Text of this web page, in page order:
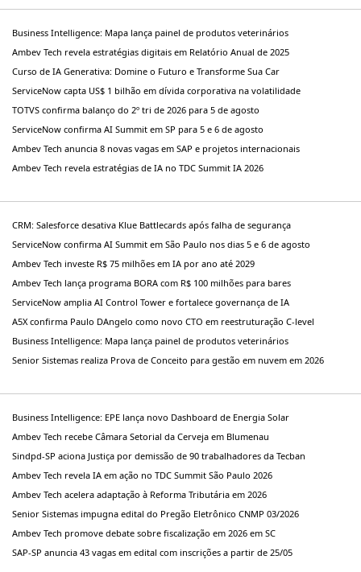
Business Intelligence: Mapa lança painel de produtos veterinários
Ambev Tech revela estratégias digitais em Relatório Anual de 2025
Curso de IA Generativa: Domine o Futuro e Transforme Sua Car
ServiceNow capta US$ 1 bilhão em dívida corporativa na volatilidade
TOTVS confirma balanço do 2º tri de 2026 para 5 de agosto
ServiceNow confirma AI Summit em SP para 5 e 6 de agosto
Ambev Tech anuncia 8 novas vagas em SAP e projetos internacionais
Ambev Tech revela estratégias de IA no TDC Summit IA 2026
CRM: Salesforce desativa Klue Battlecards após falha de segurança
ServiceNow confirma AI Summit em São Paulo nos dias 5 e 6 de agosto
Ambev Tech investe R$ 75 milhões em IA por ano até 2029
Ambev Tech lança programa BORA com R$ 100 milhões para bares
ServiceNow amplia AI Control Tower e fortalece governança de IA
A5X confirma Paulo DAngelo como novo CTO em reestruturação C-level
Business Intelligence: Mapa lança painel de produtos veterinários
Senior Sistemas realiza Prova de Conceito para gestão em nuvem em 2026
Business Intelligence: EPE lança novo Dashboard de Energia Solar
Ambev Tech recebe Câmara Setorial da Cerveja em Blumenau
Sindpd-SP aciona Justiça por demissão de 90 trabalhadores da Tecban
Ambev Tech revela IA em ação no TDC Summit São Paulo 2026
Ambev Tech acelera adaptação à Reforma Tributária em 2026
Senior Sistemas impugna edital do Pregão Eletrônico CNMP 03/2026
Ambev Tech promove debate sobre fiscalização em 2026 em SC
SAP-SP anuncia 43 vagas em edital com inscrições a partir de 25/05